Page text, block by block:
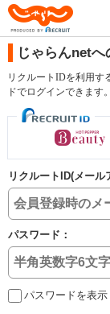
じゃらんnetへ
リクルートIDを利用す
ドでログインできます。
リクルートID(メール
パスワード：
パスワードを表示